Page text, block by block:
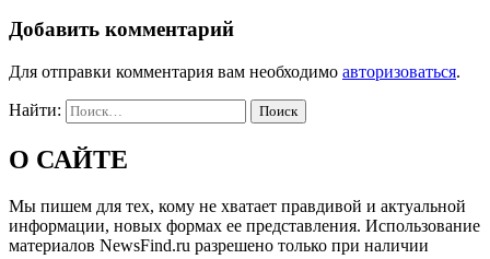
Добавить комментарий
Для отправки комментария вам необходимо авторизоваться.
Найти:
О САЙТЕ
Мы пишем для тех, кому не хватает правдивой и актуальной
информации, новых формах ее представления. Использование
материалов NewsFind.ru разрешено только при наличии